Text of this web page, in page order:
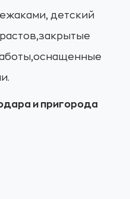
детский
и пригорода